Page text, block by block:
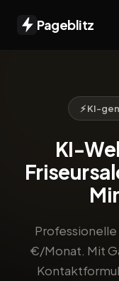
Pageblitz
⚡ KI-
KI-
Professionelle
€/Monat. Mit